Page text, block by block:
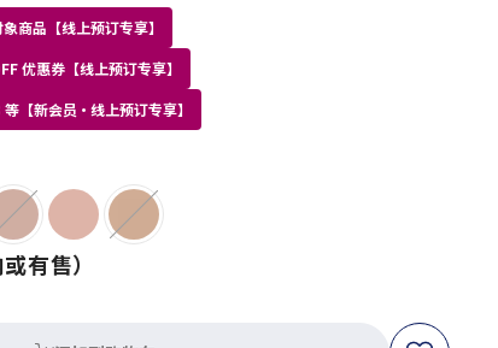
商品【线上预订专享】
优惠券【线上预订专享】
【新会员・线上预订专享】
或有售）